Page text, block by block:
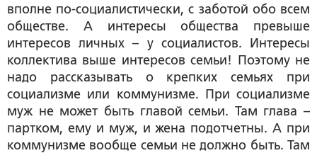
вполне по-социалистически, с заботой обо всем
обществе. А интересы общества превыше
интересов личных – у социалистов. Интересы
коллектива выше интересов семьи! Поэтому не
надо рассказывать о крепких семьях при
социализме или коммунизме. При социализме
муж не может быть главой семьи. Там глава –
партком, ему и муж, и жена подотчетны. А при
коммунизме вообще семьи не должно быть. Там